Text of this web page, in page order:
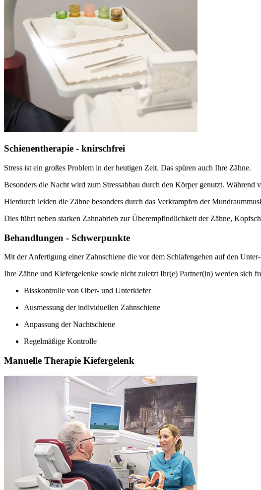
Schienentherapie - knirschfrei
Stress ist ein großes Problem in der heutigen Zeit. Das spüren auch Ihre Zähne.
Besonders die Nacht wird zum Stressabbau durch den Körper genutzt. Während
Hierdurch leiden die Zähne besonders durch das Verkrampfen der
Dies führt neben starken Zahnabrieb zur Überempfindlichkeit der Zähne,
Behandlungen - Schwerpunkte
Mit der Anfertigung einer Zahnschiene die vor dem Schlafengehen auf den
Ihre Zähne und Kiefergelenke sowie nicht zuletzt Ihr(e) Partner(in) werden sich
Bisskontrolle von Ober- und Unterkiefer
Ausmessung der individuellen Zahnschiene
Anpassung der Nachtschiene
Regelmäßige Kontrolle
Manuelle Therapie Kiefergelenk